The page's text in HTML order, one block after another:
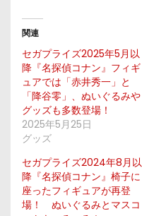
関連
セガプライズ2025年5月以
降『名探偵コナン』フィギ
ュアでは「赤井秀一」と
「降谷零」、ぬいぐるみや
グッズも多数登場！
2025年5月25日
グッズ
セガプライズ2024年8月以
降『名探偵コナン』椅子に
座ったフィギュアが再登
場！ ぬいぐるみとマスコ